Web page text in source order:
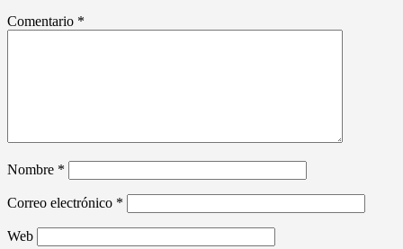
Comentario *
Nombre *
Correo electrónico *
Web